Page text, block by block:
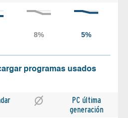
programas usados
PC última
generación